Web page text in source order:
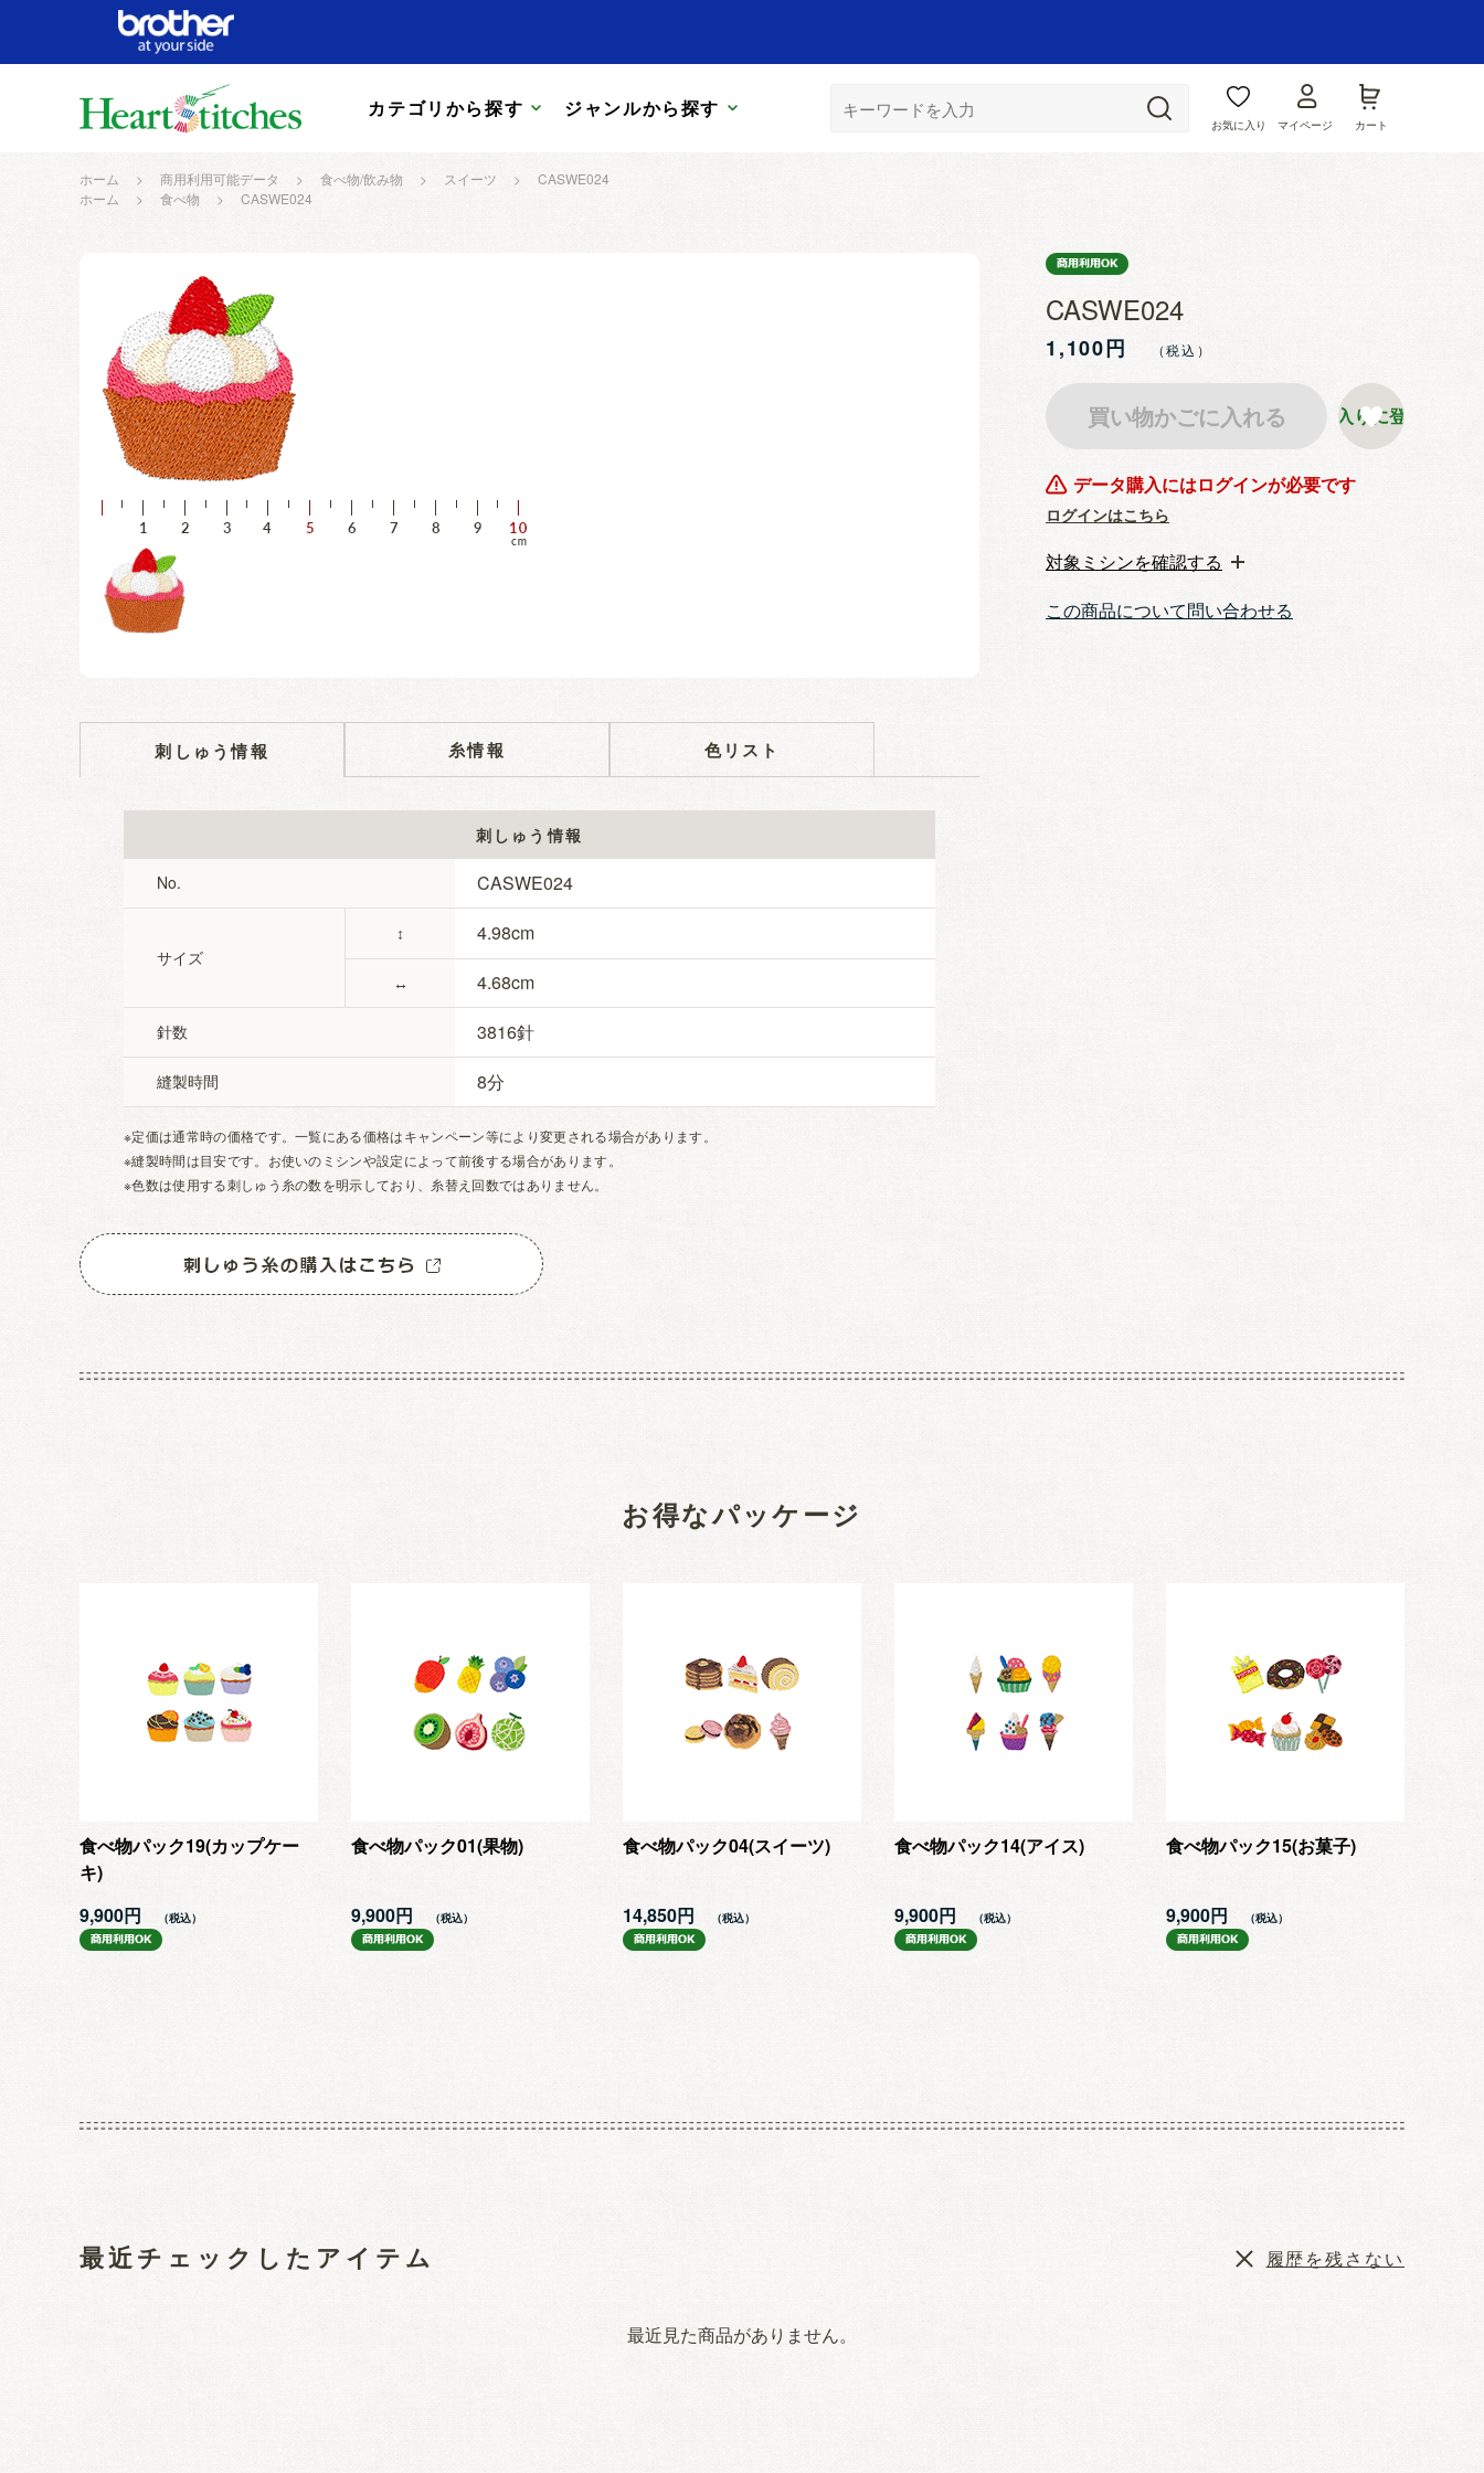
カテゴリから探す ジャンルから探す
お気に入り マイページ カート
ホーム > 商用利用可能データ > 食べ物/飲み物 > スイーツ >
CASWE024
ホーム
> 食べ物 > CASWE024
刺しゅう情報 糸情報 色リスト
刺しゅう情報
No. CASWE024
サイズ
↕
↔
4.98
4.68
針数 3816
縫製時間 8
※定価は通常時の価格です。一覧にある価格はキャンペーン等により変更される場合があります。
※縫製時間は目安です。お使いのミシンや設定によって前後する場合があります。
※色数は使用する刺しゅう糸の数を明示しており、糸替え回数ではありません。
CASWE024
1,100円
データ購入にはログインが必要です
買い物かごに入れる
ログインはこちら
お気に入りに登録する
対象ミシンを確認する
この商品について問い合わせる
お得なパッケージ
食べ物パック19(カップケー
キ)
9,900円
食べ物パック01(果物)
9,900円
食べ物パック04(スイーツ)
14,850円
食べ物パック14(アイス)
9,900円
食べ物パック15(お菓子)
9,900円
最近チェックしたアイテム
最近見た商品がありません。
履歴を残さない